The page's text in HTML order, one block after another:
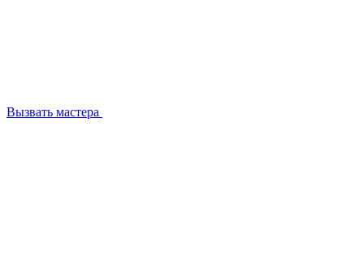
Вызвать мастера